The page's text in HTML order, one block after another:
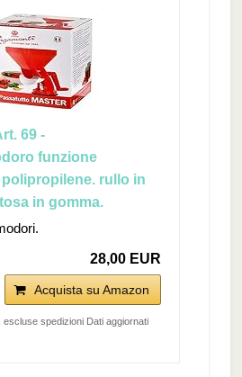
69 -
funzione
polipropilene. rullo in
in gomma.
28,00 EUR
Acquista su Amazon
escluse spedizioni Dati aggiornati